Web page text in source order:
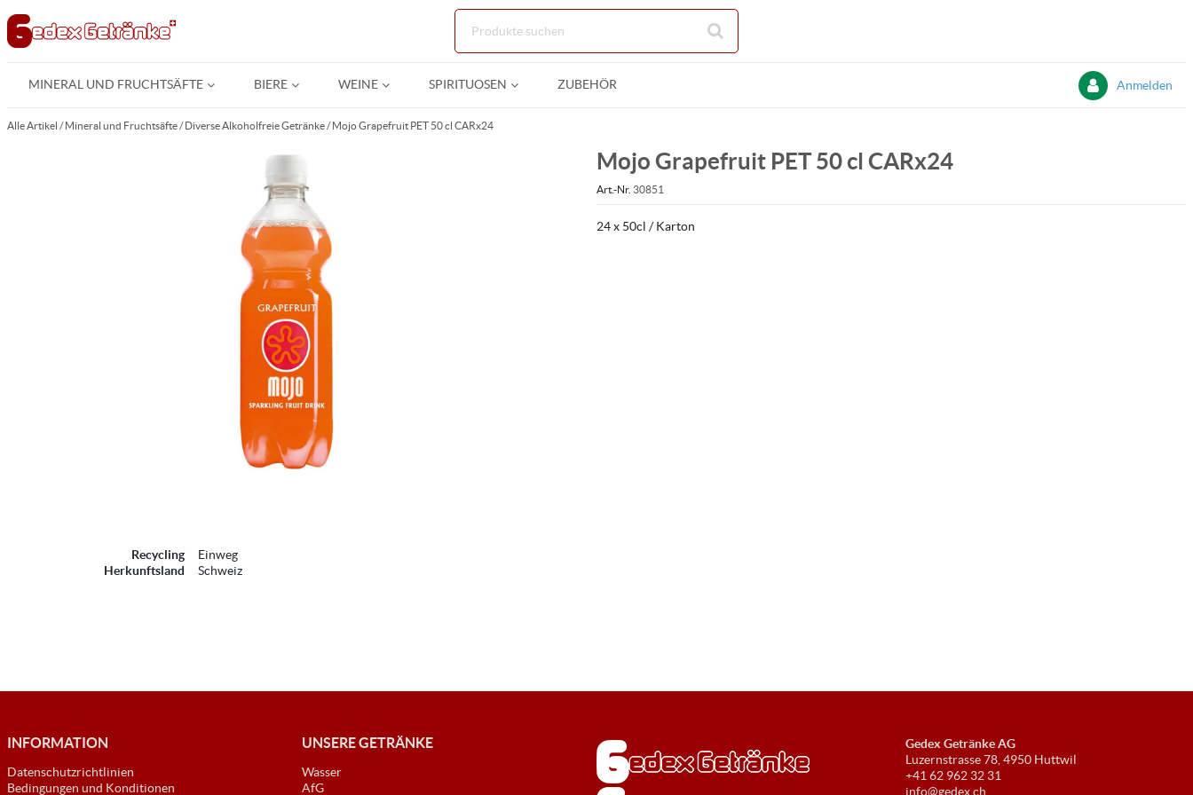
Zum Hauptinhalt springen
MINERAL UND FRUCHTSÄFTE BIERE WEINE SPIRITUOSEN ZUBEHÖR Anmelden
Alle Artikel / Mineral und Fruchtsäfte/ Diverse Alkoholfreie Getränke/ Mojo Grapefruit PET 50 cl CARx24
Mojo Grapefruit PET 50 cl CARx24
Art.-Nr. 30851
24 x 50cl / Karton
Recycling
Einweg
Herkunftsland
Schweiz
INFORMATION
Datenschutzrichtlinien
Bedingungen und Konditionen
UNSERE GETRÄNKE
Wasser
AfG
Gedex Getränke AG
Luzernstrasse 78, 4950 Huttwil
+41 62 962 32 31
info@gedex.ch